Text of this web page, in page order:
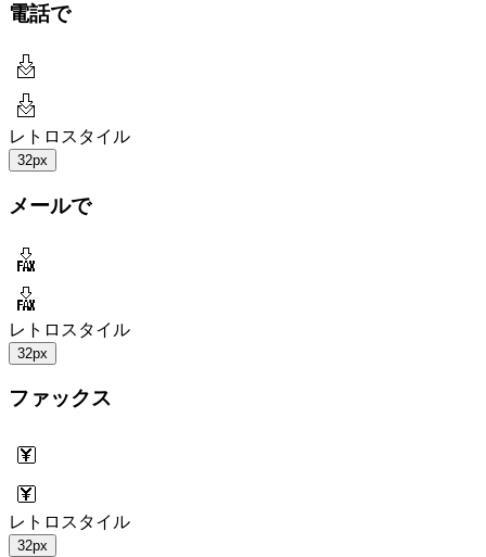
電話で
レトロスタイル
32px
メールで
レトロスタイル
32px
ファックス
レトロスタイル
32px